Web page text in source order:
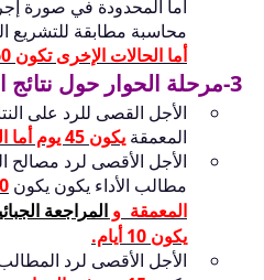
أما المحدودة في صورة
محاسبة مطابقة للتشريع
أما الحالات الإخرى تكون 60 يوم.
3-مرحلة الحوار حول نتائج المراجعة
الأجل القصى للرد على
المعمقة يكون 45 يوم أما المحدودة 10 أيام.
الأجل الأقصى لرد مصالح
مطالب الأداء يكون يكون
المعمقة و المراجعة
يكون 10 أيام.
الأجل الأقصى لرد